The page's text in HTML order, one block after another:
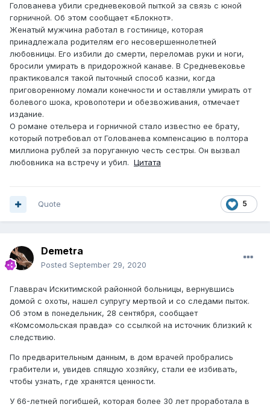
Голованева убили средневековой пыткой за связь с юной
горничной. Об этом сообщает «Блокнот».
Женатый мужчина работал в гостинице, которая
принадлежала родителям его несовершеннолетней
любовницы. Его избили до смерти, переломав руки и ноги,
бросили умирать в придорожной канаве. В Средневековье
практиковался такой пыточный способ казни, когда
приговоренному ломали конечности и оставляли умирать от
болевого шока, кровопотери и обезвоживания, отмечает
издание.
О романе отельера и горничной стало известно ее брату,
который потребовал от Голованева компенсацию в полтора
миллиона рублей за поруганную честь сестры. Он вызвал
любовника на встречу и убил. Цитата
5
Quote
Demetra
Posted September 29, 2020
Главврач Искитимской районной больницы, вернувшись
домой с охоты, нашел супругу мертвой и со следами пыток.
Об этом в понедельник, 28 сентября, сообщает
«Комсомольская правда» со ссылкой на источник близкий к
следствию.
По предварительным данным, в дом врачей пробрались
грабители и, увидев спящую хозяйку, стали ее избивать,
чтобы узнать, где хранятся ценности.
У 66-летней погибшей, которая более 30 лет проработала в